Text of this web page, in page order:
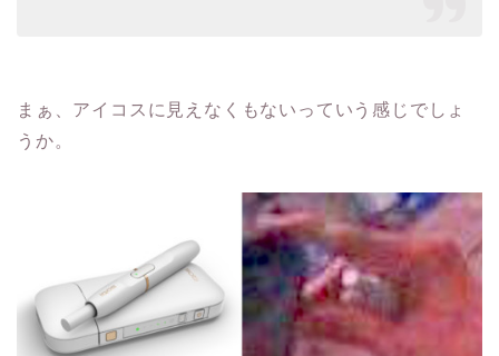
まぁ、アイコスに見えなくもないっていう感じでしょ
うか。